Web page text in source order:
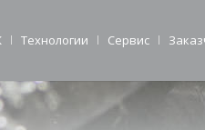
Технологии Сервис